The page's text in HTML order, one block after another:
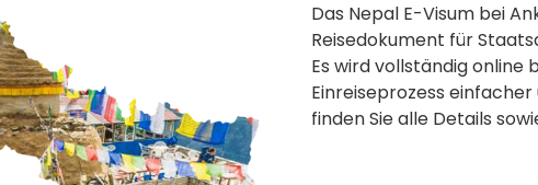
Das Nepal E-Visum bei
Reisedokument für
Es wird vollständig online
Einreiseprozess
finden Sie alle Details